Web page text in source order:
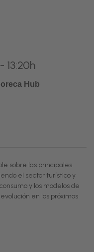
13:20h
Hub
sobre las principales
el sector turístico y
y los modelos de
en los próximos